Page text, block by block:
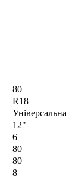
80
R18
Універсальна
12"
6
80
80
8